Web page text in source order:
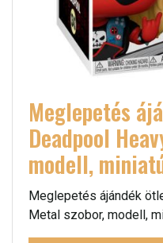
Meglepetés
Deadpool
modell,
Meglepetés ájándék
Metal szobor, modell,